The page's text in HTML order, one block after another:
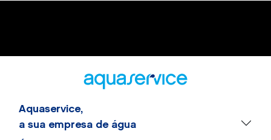
Aquaservice,
a sua empresa de água